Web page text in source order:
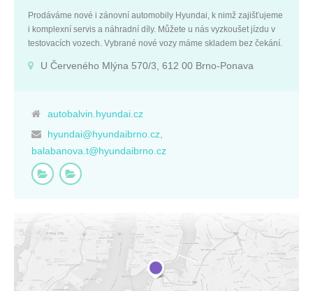
Prodáváme nové i zánovní automobily Hyundai, k nimž zajišťujeme
i komplexní servis a náhradní díly. Můžete u nás vyzkoušet jízdu v
testovacích vozech. Vybrané nové vozy máme skladem bez čekání.
U Červeného Mlýna 570/3, 612 00 Brno-Ponava
autobalvin.hyundai.cz
hyundai@hyundaibrno.cz,
balabanova.t@hyundaibrno.cz